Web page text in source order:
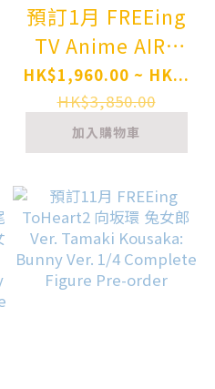
預訂1月 FREEing
TV Anime AIRY
TAIL 魔導少年 溫
蒂·瑪貝爾 兔女
郎Ver. "FAIRY
TAIL" Wendy
Marvell: Bunny
Ver. 1/4
Complete Figure
Pre-order
HK$1,960.00 ~ HK...
HK$3,850.00
加入購物車